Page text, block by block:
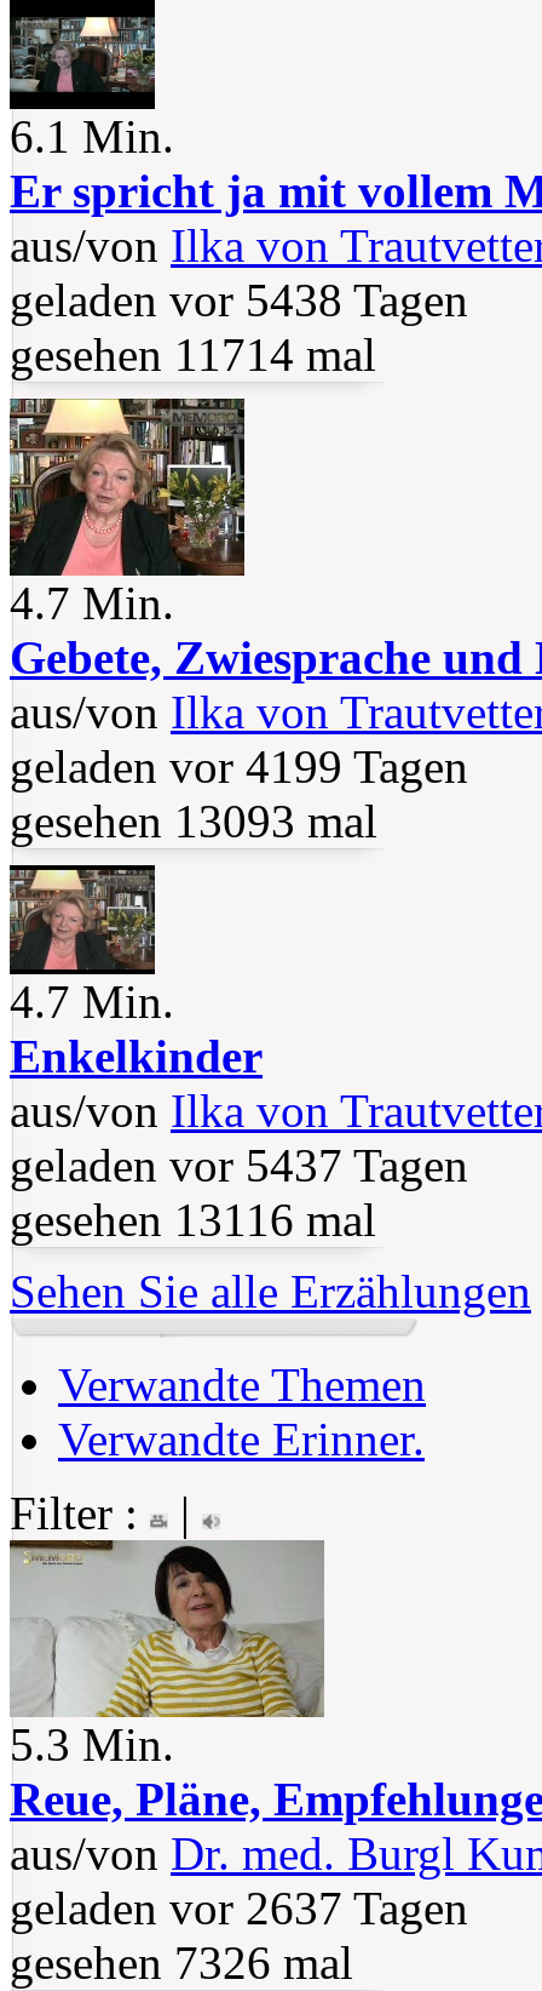
6.1 Min.
Er spricht ja mit vollem
aus/von Ilka von
geladen vor 5438 Tagen
gesehen 11714 mal
4.7 Min.
Gebete, Zwiesprache
aus/von Ilka von
geladen vor 4199 Tagen
gesehen 13093 mal
4.7 Min.
Enkelkinder
aus/von Ilka von
geladen vor 5437 Tagen
gesehen 13116 mal
Sehen Sie alle Erzählungen
Verwandte Themen
Verwandte Erinner.
Filter :
|
5.3 Min.
Reue, Pläne,
aus/von Dr. med. Burgl
geladen vor 2637 Tagen
gesehen 7326 mal